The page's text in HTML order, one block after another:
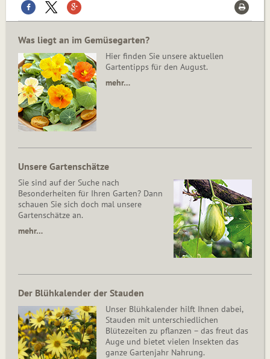
Was liegt an im Gemüsegarten?
Hier finden Sie unsere aktuellen
Gartentipps für den August.
mehr…
Unsere Gartenschätze
Sie sind auf der Suche nach
Besonderheiten für Ihren Garten? Dann
schauen Sie sich doch mal unsere
Gartenschätze an.
mehr…
Der Blühkalender der Stauden
Unser Blühkalender hilft Ihnen dabei,
Stauden mit unterschiedlichen
Blütezeiten zu pflanzen – das freut das
Auge und bietet vielen Insekten das
ganze Gartenjahr Nahrung.